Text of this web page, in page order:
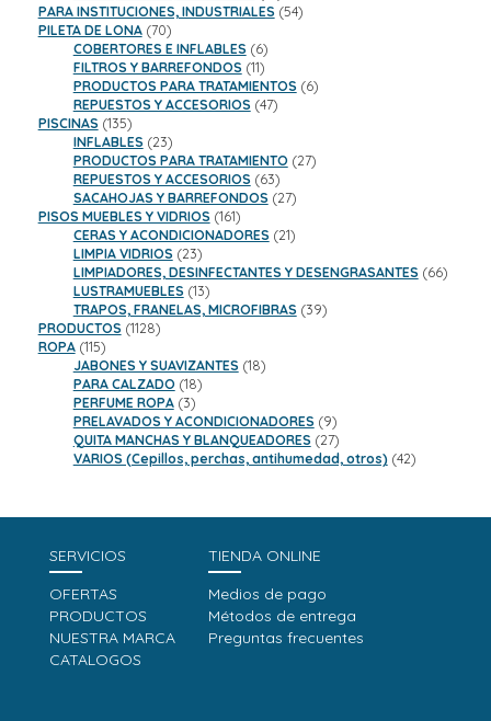
productos
PARA INSTITUCIONES, INDUSTRIALES 5454
PILETA DE LONA 7070
productos
COBERTORES E INFLABLES 66
productos
FILTROS Y BARREFONDOS 1111
productos
PRODUCTOS PARA TRATAMIENTOS 66
REPUESTOS Y ACCESORIOS 4747
PISCINAS 135135
productos
INFLABLES 2323
productos
PRODUCTOS PARA TRATAMIENTO 2727
REPUESTOS Y ACCESORIOS 6363
productos
SACAHOJAS Y BARREFONDOS 2727
PISOS MUEBLES Y VIDRIOS 161161
productos
CERAS Y ACONDICIONADORES 2121
LIMPIA VIDRIOS 2323
productos
LIMPIADORES, DESINFECTANTES Y DESENGRASANTES 6666
LUSTRAMUEBLES 1313
productos
TRAPOS, FRANELAS, MICROFIBRAS 3939
PRODUCTOS 11281128
ROPA 115115
productos
JABONES Y SUAVIZANTES 1818
PARA CALZADO 1818
PERFUME ROPA 33
productos
PRELAVADOS Y ACONDICIONADORES 99
productos
QUITA MANCHAS Y BLANQUEADORES 2727
productos
VARIOS (Cepillos, perchas, antihumedad, otros) 4242
SERVICIOS
OFERTAS
PRODUCTOS
NUESTRA MARCA
CATALOGOS
TIENDA ONLINE
Medios de pago
Métodos de entrega
Preguntas frecuentes